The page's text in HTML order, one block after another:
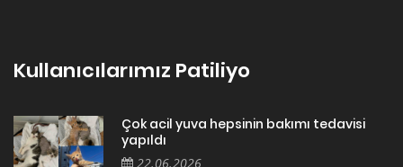
Kullanıcılarımız Patiliyo
Çok acil yuva hepsinin bakımı tedavisi
yapıldı
22.06.2026